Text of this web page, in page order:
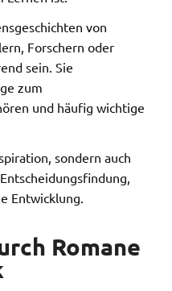
von
Forschern oder
sein. Sie
zum
und häufig wichtige
sondern auch
Entwicklung.
Romane